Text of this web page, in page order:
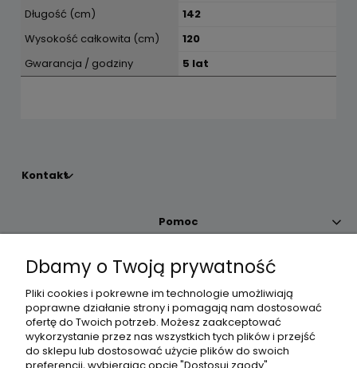
Długość (cm)
142
Wysokość całkowita (cm)
120
Gwarancja / godziny
5 lat
Kontakt
Pomoc
Moje konto
Płatności i dostawa
Informacje
Dbamy o Twoją prywatność
Pliki cookies i pokrewne im technologie umożliwiają
poprawne działanie strony i pomagają nam dostosować
ofertę do Twoich potrzeb. Możesz zaakceptować
wykorzystanie przez nas wszystkich tych plików i przejść
do sklepu lub dostosować użycie plików do swoich